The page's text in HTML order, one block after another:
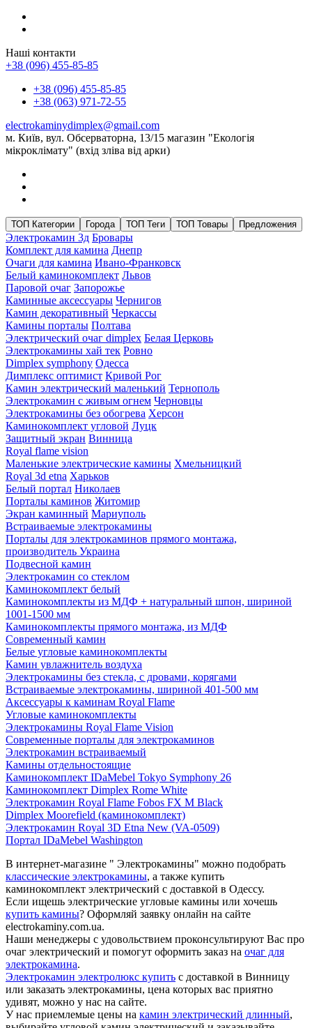
Наші контакти
+38 (096) 455-85-85
+38 (096) 455-85-85
+38 (063) 971-72-55
electrokaminydimplex@gmail.com
м. Київ, вул. Обсерваторна, 13/15 магазин "Екологія
мікроклімату" (вхід зліва від арки)
ТОП Категории Города ТОП Теги ТОП Товары Предложения
Электрокамин 3д Бровары
Комплект для камина Днепр
Очаги для камина Ивано-Франковск
Белый каминокомплект Львов
Паровой очаг Запорожье
Каминные аксессуары Чернигов
Камин декоративный Черкассы
Камины порталы Полтава
Электрический очаг dimplex Белая Церковь
Электрокамины хай тек Ровно
Dimplex symphony Одесса
Димплекс оптимист Кривой Рог
Камин электрический маленький Тернополь
Электрокамин с живым огнем Черновцы
Электрокамины без обогрева Херсон
Каминокомплект угловой Луцк
Защитный экран Винница
Royal flame vision
Маленькие электрические камины Хмельницкий
Royal 3d etna Харьков
Белый портал Николаев
Порталы каминов Житомир
Экран каминный Мариуполь
Встраиваемые электрокамины
Порталы для электрокаминов прямого монтажа,
производитель Украина
Подвесной камин
Электрокамин со стеклом
Каминокомплект белый
Каминокомплекты из МДФ + натуральный шпон, шириной
1001-1500 мм
Каминокомплекты прямого монтажа, из МДФ
Современный камин
Белые угловые каминокомплекты
Камин увлажнитель воздуха
Электрокамины без стекла, с дровами, корягами
Встраиваемые электрокамины, шириной 401-500 мм
Аксессуары к каминам Royal Flame
Угловые каминокомплекты
Электрокамины Royal Flame Vision
Современные порталы для электрокаминов
Электрокамин встраиваемый
Камины отдельностоящие
Каминокомплект IDaMebel Tokyo Symphony 26
Каминокомплект Dimplex Rome White
Электрокамин Royal Flame Fobos FX M Black
Dimplex Moorefield (каминокомплект)
Электрокамин Royal 3D Etna New (VA-0509)
Портал IDaMebel Washington
В интернет-магазине " Электрокамины" можно подобрать
классические электрокамины, а также купить
каминокомплект электрический с доставкой в Одессу.
Если ищешь электрические угловые камины или хочешь
купить камины? Оформляй заявку онлайн на сайте
electrokaminy.com.ua.
Наши менеджеры с удовольствием проконсультируют Вас про
очаг электрический и помогут оформить заказ на очаг для
электрокамина.
Электрокамин электролюкс купить с доставкой в Винницу
или заказать электрокамины, цена которых вас приятно
удивят, можно у нас на сайте.
У нас приемлемые цены на камин электрический длинный,